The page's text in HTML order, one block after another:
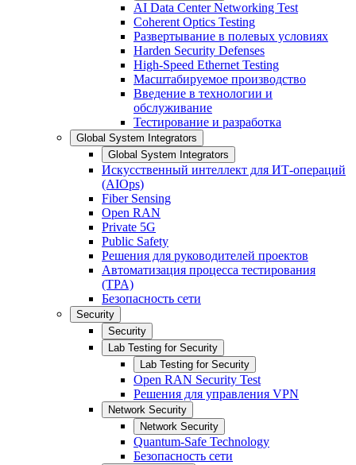
AI Data Center Networking Test
Coherent Optics Testing
Развертывание в полевых условиях
Harden Security Defenses
High-Speed Ethernet Testing
Масштабируемое производство
Введение в технологии и
обслуживание
Тестирование и разработка
Global System Integrators
Global System Integrators
Искусственный интеллект для ИТ-операций
(AIOps)
Fiber Sensing
Open RAN
Private 5G
Public Safety
Решения для руководителей проектов
Автоматизация процесса тестирования
(TPA)
Безопасность сети
Security
Security
Lab Testing for Security
Lab Testing for Security
Open RAN Security Test
Решения для управления VPN
Network Security
Network Security
Quantum-Safe Technology
Безопасность сети